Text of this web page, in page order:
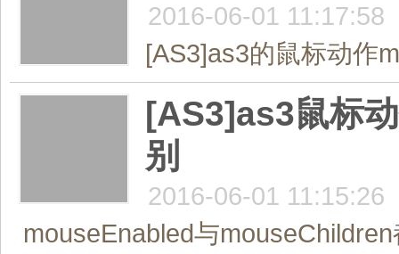
2016-06-01 11:17:58
[AS3]as3的鼠标动作
[AS3]as3鼠标
别
2016-06-01 11:15:26
mouseEnabled与